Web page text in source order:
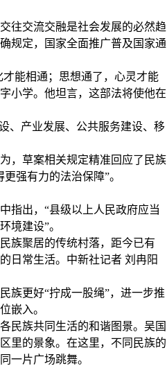
交流交融是社会发展的必然趋
规定，国家全面推广普及国家通
能相通；思想通了，心灵才能
小学。他坦言，这部法将使他在
产业发展、公共服务建设、移
草案相关规定精准回应了民族
强有力的法治保障”。
出，“县级以上人民政府应当
境建设”。
族聚居的传统村落，距今已有
日常生活。中新社记者 刘冉阳
更好“拧成一股绳”，进一步推
嵌入。
族共同生活的和谐图景。吴国
里的景象。在这里，不同民族的
一片广场跳舞。